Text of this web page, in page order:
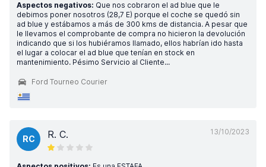
Aspectos negativos: Que nos cobraron el ad blue que le
debimos poner nosotros (28,7 E) porque el coche se quedó sin
ad blue y estábamos a más de 300 kms de distancia. A pesar que
le llevamos el comprobante de compra no hicieron la devolución
indicando que si los hubiéramos llamado, ellos habrían ido hasta
el lugar a colocar el ad blue que tenían en stock en
mantenimiento. Pésimo Servicio al Cliente...
Ford Tourneo Courier
13/10/2023
RC R. C.